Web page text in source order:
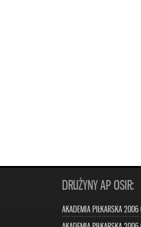
DRUŻYNY AP OSIR:
AKADEMIA PIŁKARSKA 2006